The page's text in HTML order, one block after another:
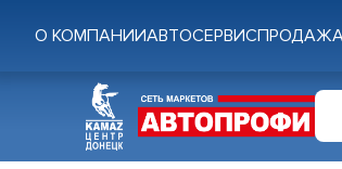
О КОМПАНИИАВТОСЕРВИС